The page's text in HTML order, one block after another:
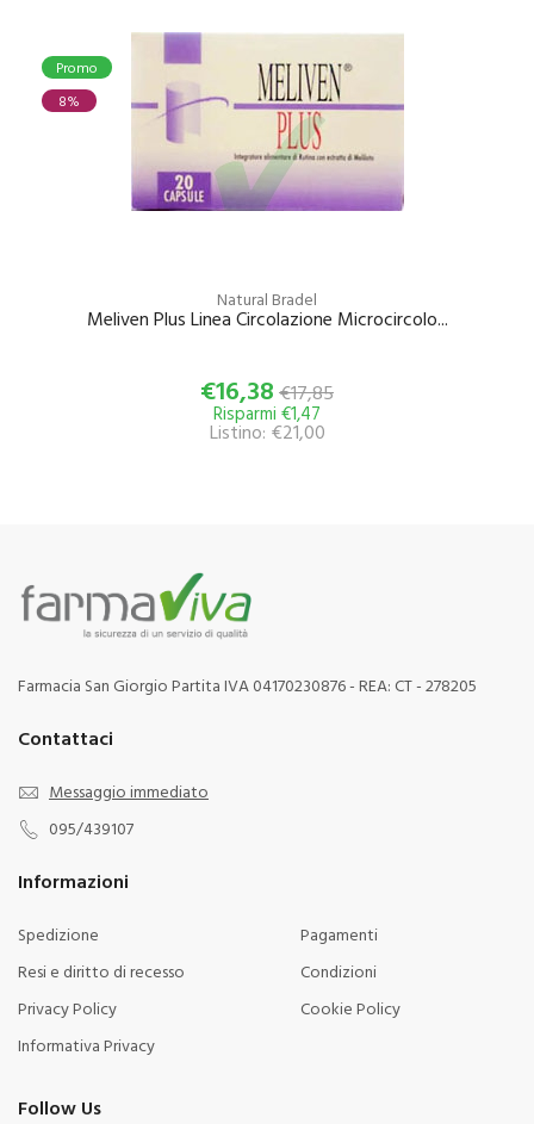
Promo
8%
Natural Bradel
Meliven Plus Linea Circolazione Microcircolo...
€16,38 €17,85
Risparmi €1,47
Listino: €21,00
Farmacia San Giorgio Partita IVA 04170230876 - REA: CT - 278205
Contattaci
Messaggio immediato
095/439107
Informazioni
Spedizione
Pagamenti
Resi e diritto di recesso
Condizioni
Privacy Policy
Cookie Policy
Informativa Privacy
Follow Us